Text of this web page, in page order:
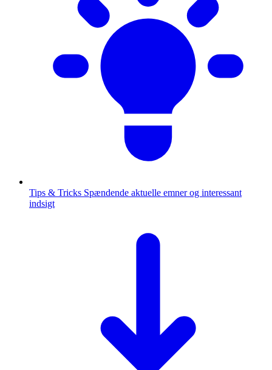
Tips & Tricks Spændende aktuelle emner og interessant
indsigt